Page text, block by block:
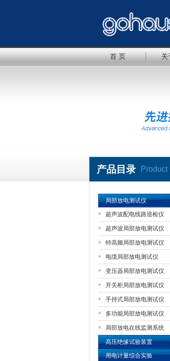
扬州国浩电气有限公司
首 页 关
产品目录
局部放电测试仪
超声波配电线路巡检仪
超声波局部放电测试仪
特高频局部放电测试仪
电缆局部放电测试仪
变压器局部放电测试仪
开关柜局部放电测试仪
手持式局部放电测试仪
多功能局部放电测试仪
局部放电在线监测系统
高压绝缘试验装置
用电计量综合实验